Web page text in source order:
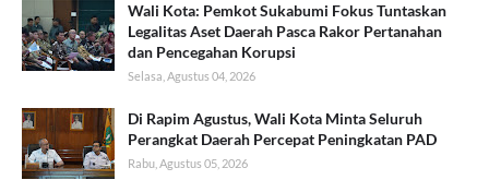
Wali Kota: Pemkot Sukabumi Fokus Tuntaskan
Legalitas Aset Daerah Pasca Rakor Pertanahan
dan Pencegahan Korupsi
Selasa, Agustus 04, 2026
Di Rapim Agustus, Wali Kota Minta Seluruh
Perangkat Daerah Percepat Peningkatan PAD
Rabu, Agustus 05, 2026